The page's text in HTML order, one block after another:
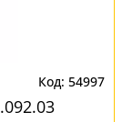
54997